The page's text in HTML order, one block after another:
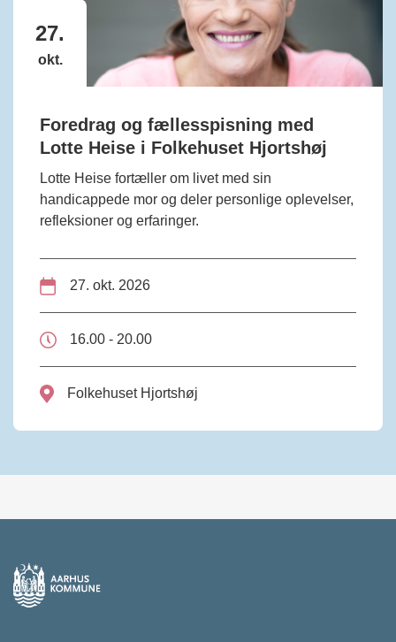
27.
okt.
Foredrag og fællesspisning med
Lotte Heise i Folkehuset Hjortshøj
Lotte Heise fortæller om livet med sin
handicappede mor og deler personlige oplevelser,
refleksioner og erfaringer.
27. okt. 2026
16.00 - 20.00
Folkehuset Hjortshøj